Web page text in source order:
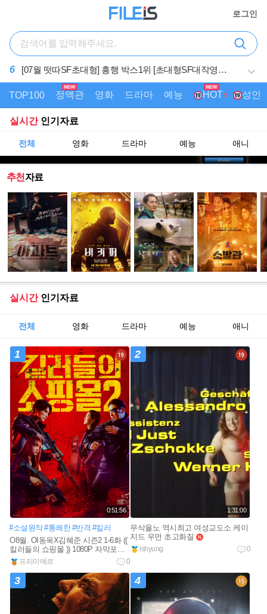
로그인
6
[07월 떳따SF초대형] 흥행 박스1위 [초대형SF대작영
7
[8월]멕켄지 포이 금을 찾는 무법자 [아일레이트 시프]
완벽한자막
TOP100 정액관 영화 드라마 예능 HOT AI
성인
실시간인기자료
전체 영화 드라마 예능 애니
추천자료
실시간인기자료
전체 영화 드라마 예능 애니
1
0:51:56
#소설원작#통쾌한 #반격 #킬러
O8월. OI동욱X김혜준 시즌2 1-6화 ((
킬러들의 쇼핑몰 )) 1080P 자막포함
new프리미에르 0
2
1:31:00
무삭올노 역시최고 여성교도소 케이
지드 우먼 초고화질 new
ishyung 0
3 4